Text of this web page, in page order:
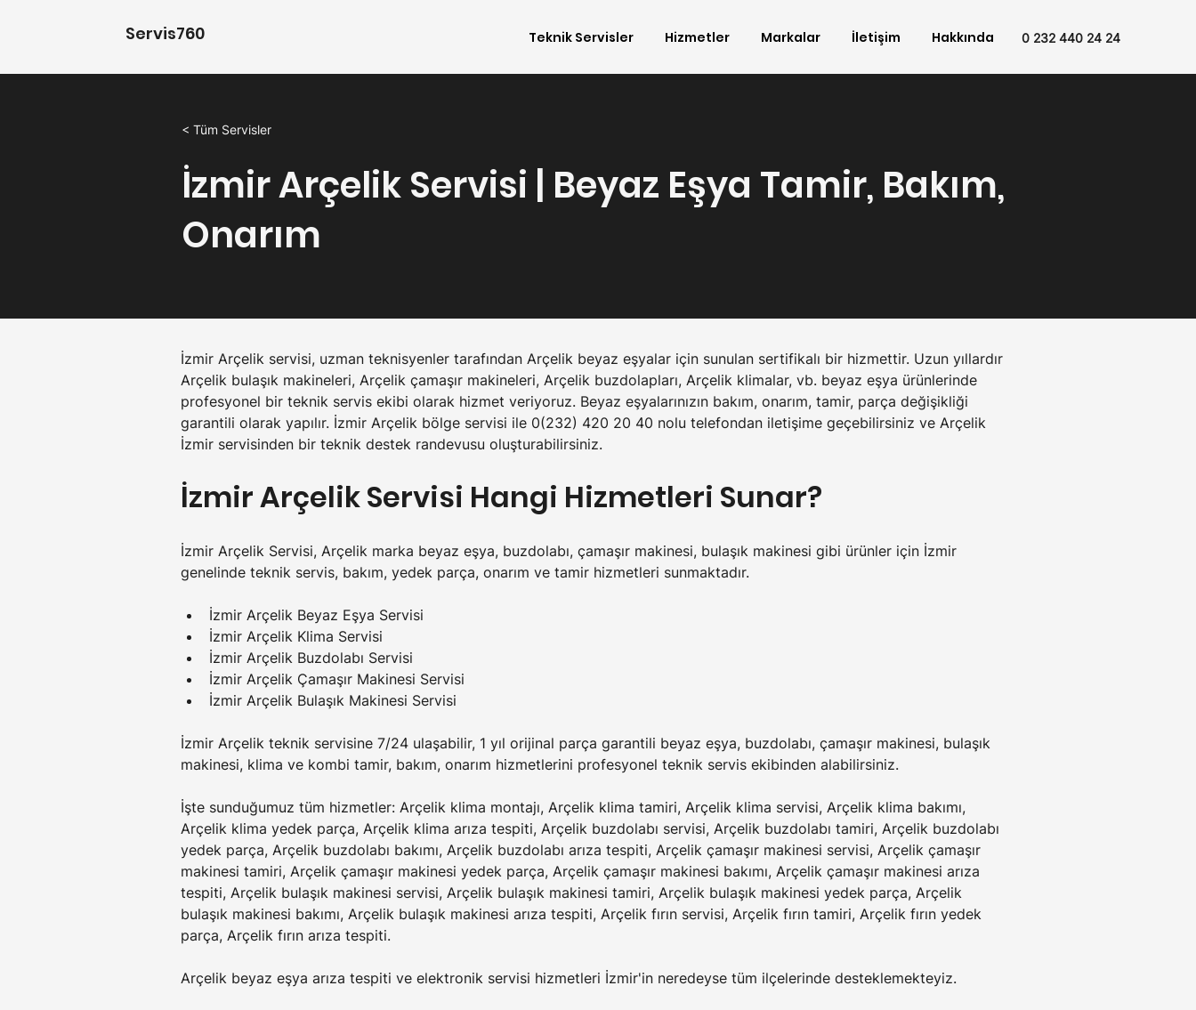
Servis760 Teknik Servisler Hizmetler Markalar İletişim Hakkında 0 232 440 24 24
< Tüm Servisler
İzmir Arçelik Servisi | Beyaz Eşya Tamir, Bakım,
Onarım
İzmir Arçelik servisi, uzman teknisyenler tarafından Arçelik beyaz eşyalar için sunulan sertifikalı bir hizmettir. Uzun yıllardır
Arçelik bulaşık makineleri, Arçelik çamaşır makineleri, Arçelik buzdolapları, Arçelik klimalar, vb. beyaz eşya ürünlerinde
profesyonel bir teknik servis ekibi olarak hizmet veriyoruz. Beyaz eşyalarınızın bakım, onarım, tamir, parça değişikliği
garantili olarak yapılır. İzmir Arçelik bölge servisi ile 0(232) 420 20 40 nolu telefondan iletişime geçebilirsiniz ve Arçelik
İzmir servisinden bir teknik destek randevusu oluşturabilirsiniz.
İzmir Arçelik Servisi Hangi Hizmetleri Sunar?
İzmir Arçelik Servisi, Arçelik marka beyaz eşya, buzdolabı, çamaşır makinesi, bulaşık makinesi gibi ürünler için İzmir
genelinde teknik servis, bakım, yedek parça, onarım ve tamir hizmetleri sunmaktadır.
İzmir Arçelik Beyaz Eşya Servisi
İzmir Arçelik Klima Servisi
İzmir Arçelik Buzdolabı Servisi
İzmir Arçelik Çamaşır Makinesi Servisi
İzmir Arçelik Bulaşık Makinesi Servisi
İzmir Arçelik teknik servisine 7/24 ulaşabilir, 1 yıl orijinal parça garantili beyaz eşya, buzdolabı, çamaşır makinesi, bulaşık
makinesi, klima ve kombi tamir, bakım, onarım hizmetlerini profesyonel teknik servis ekibinden alabilirsiniz.
İşte sunduğumuz tüm hizmetler: Arçelik klima montajı, Arçelik klima tamiri, Arçelik klima servisi, Arçelik klima bakımı,
Arçelik klima yedek parça, Arçelik klima arıza tespiti, Arçelik buzdolabı servisi, Arçelik buzdolabı tamiri, Arçelik buzdolabı
yedek parça, Arçelik buzdolabı bakımı, Arçelik buzdolabı arıza tespiti, Arçelik çamaşır makinesi servisi, Arçelik çamaşır
makinesi tamiri, Arçelik çamaşır makinesi yedek parça, Arçelik çamaşır makinesi bakımı, Arçelik çamaşır makinesi arıza
tespiti, Arçelik bulaşık makinesi servisi, Arçelik bulaşık makinesi tamiri, Arçelik bulaşık makinesi yedek parça, Arçelik
bulaşık makinesi bakımı, Arçelik bulaşık makinesi arıza tespiti, Arçelik fırın servisi, Arçelik fırın tamiri, Arçelik fırın yedek
parça, Arçelik fırın arıza tespiti.
Arçelik beyaz eşya arıza tespiti ve elektronik servisi hizmetleri İzmir'in neredeyse tüm ilçelerinde desteklemekteyiz.